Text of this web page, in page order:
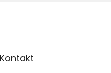
Kontakt